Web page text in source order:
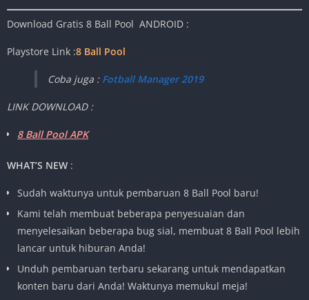
Download Gratis 8 Ball Pool ANDROID :
Playstore Link :8 Ball Pool
Coba juga : Fotball Manager 2019
LINK DOWNLOAD :
8 Ball Pool APK
WHAT’S NEW :
Sudah waktunya untuk pembaruan 8 Ball Pool baru!
Kami telah membuat beberapa penyesuaian dan
menyelesaikan beberapa bug sial, membuat 8 Ball Pool lebih
lancar untuk hiburan Anda!
Unduh pembaruan terbaru sekarang untuk mendapatkan
konten baru dari Anda! Waktunya memukul meja!